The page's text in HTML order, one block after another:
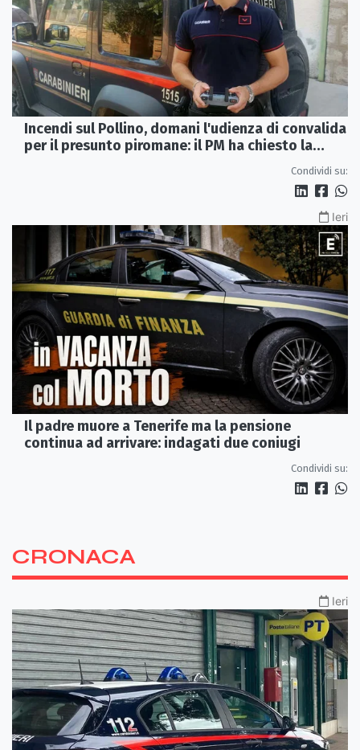
Incendi sul Pollino, domani l'udienza di convalida
per il presunto piromane: il PM ha chiesto la
Condividi su:
Ieri
Il padre muore a Tenerife ma la pensione
continua ad arrivare: indagati due coniugi
Condividi su:
CRONACA
Ieri